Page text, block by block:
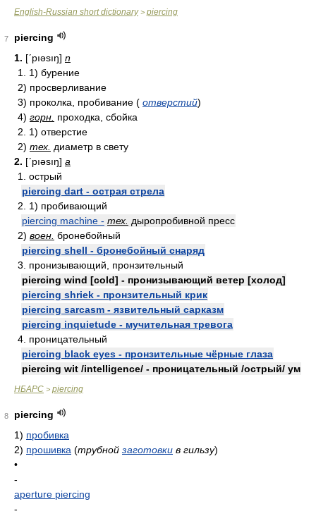
English-Russian short dictionary> piercing
7
piercing
1. [ʹpıəsıŋ] n
1. 1) бурение
2) просверливание
3) проколка, пробивание ( отверстий)
4) горн. проходка, сбойка
2. 1) отверстие
2) тех. диаметр в свету
2. [ʹpıəsıŋ] a
1. острый
piercing dart - острая стрела
2. 1) пробивающий
piercing machine - тех. дыропробивной пресс
2) воен. бронебойный
piercing shell - бронебойный снаряд
3. пронизывающий, пронзительный
piercing wind [cold] - пронизывающий ветер [холод]
piercing shriek - пронзительный крик
piercing sarcasm - язвительный сарказм
piercing inquietude - мучительная тревога
4. проницательный
piercing black eyes - пронзительные чёрные глаза
piercing wit /intelligence/ - проницательный /острый/ ум
НБАРС > piercing
8
piercing
1) пробивка
2) прошивка (трубной заготовки в гильзу)
•
-
aperture piercing
-